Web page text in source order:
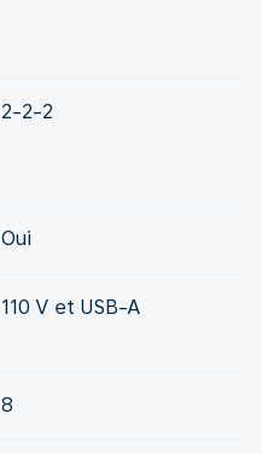
2-2-2
Oui
110 V et USB-A
8